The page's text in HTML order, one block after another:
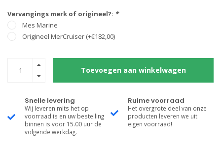
Vervangings merk of origineel?: *
Mes Marine
Origineel MerCruiser (+€182,00)
Toevoegen aan winkelwagen
Snelle levering
Wij leveren mits het op
voorraad is en uw bestelling
binnen is voor 15.00 uur de
volgende werkdag.
Ruime voorraad
Het overgrote deel van onze
producten leveren we uit
eigen voorraad!